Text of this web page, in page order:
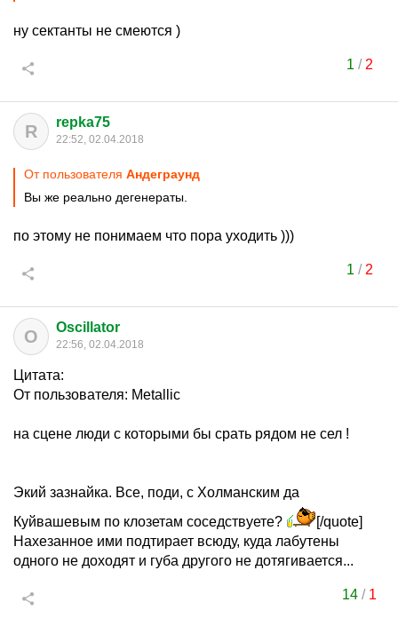
ну сектанты не смеются )
1 / 2
R repka75
22:52, 02.04.2018
От пользователя Aндеграунд
Вы же реально дегенераты.
по этому не понимаем что пора уходить )))
1 / 2
O Oscillator
22:56, 02.04.2018
Цитата:
От пользователя: Metallic
на сцене люди с которыми бы срать рядом не сел !
Экий зазнайка. Все, поди, с Холманским да
Куйвашевым по клозетам соседствуете?
[/quote]
Нахезанное ими подтирает всюду, куда лабутены
одного не доходят и губа другого не дотягивается...
14 / 1